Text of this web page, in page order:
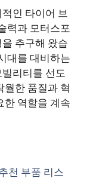
인 타이어 브
력과 모터스포
추구해 왔습
대를 대비하는
리티를 선도
월한 품질과 혁
한 역할을 계속
천 부품 리스